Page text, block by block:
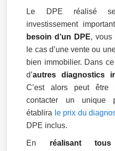
Le DPE réalisé
investissement
besoin d’un DPE, vous
le cas d’une vente ou
bien immobilier. Dans
d’autres diagnostics
C’est alors peut être
contacter un unique
établira le prix du
DPE inclus.
En réalisant